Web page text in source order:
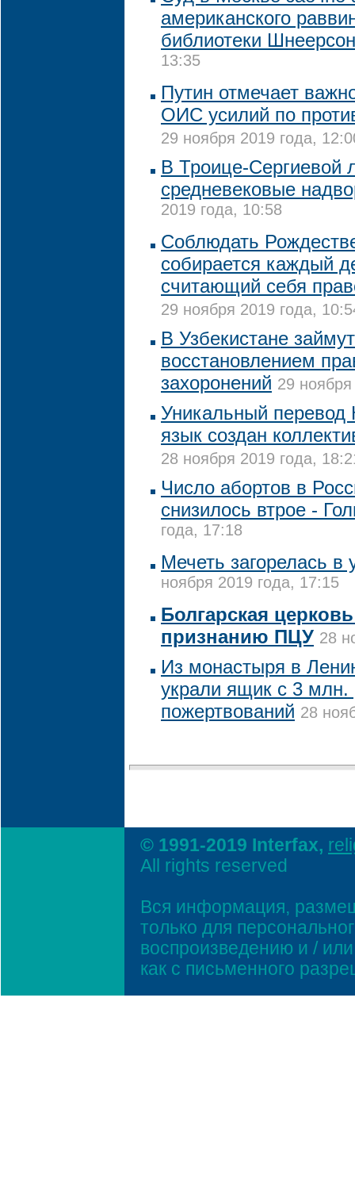
американского
библиотеки
13:35
Путин отмечает
ОИC усилий по
29 ноября 2019 года,
В Троице-Сергиевой
средневековые
2019 года, 10:58
Соблюдать
собирается каждый
считающий себя
29 ноября 2019 года,
В Узбекистане
восстановлением
захоронений 29
Уникальный перевод
язык создан
28 ноября 2019 года,
Число абортов в
снизилось втрое -
года, 17:18
Мечеть загорелась в
ноября 2019 года, 17:15
Болгарская
признанию ПЦУ 28
Из монастыря в
украли ящик с 3 млн.
пожертвований 28
© 1991-2019 Interfax,
All rights reserved
Вся информация,
только для
воспроизведению и /
как с письменного